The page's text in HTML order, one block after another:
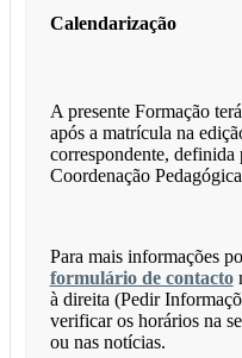
Calendarização
A presente Formação
após a matrícula na
correspondente, definida
Coordenação
Para mais informações
formulário de contacto
à direita (Pedir
verificar os horários na
ou nas notícias.